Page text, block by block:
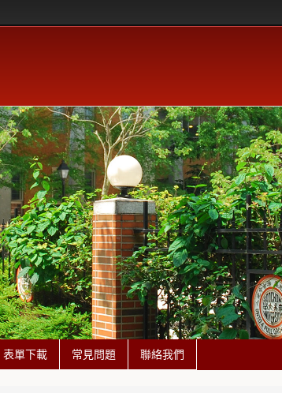
表單下載 常見問題 聯絡我們